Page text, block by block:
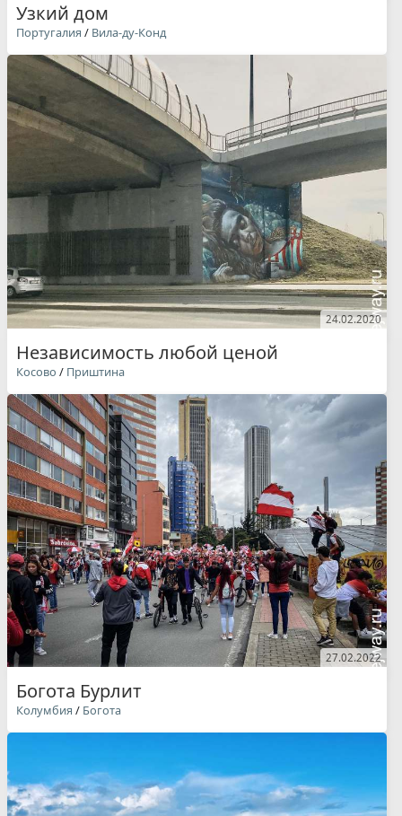
Узкий дом
Португалия / Вила-ду-Конд
24.02.2020
Независимость любой ценой
Косово / Приштина
27.02.2022
Богота Бурлит
Колумбия / Богота